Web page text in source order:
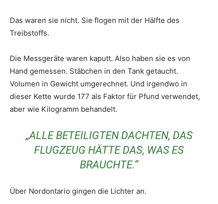
Das waren sie nicht. Sie flogen mit der Hälfte des
Treibstoffs.
Die Messgeräte waren kaputt. Also haben sie es von
Hand gemessen. Stäbchen in den Tank getaucht.
Volumen in Gewicht umgerechnet. Und irgendwo in
dieser Kette wurde 177 als Faktor für Pfund verwendet,
aber wie Kilogramm behandelt.
„ALLE BETEILIGTEN DACHTEN, DAS
FLUGZEUG HÄTTE DAS, WAS ES
BRAUCHTE.“
Über Nordontario gingen die Lichter an.